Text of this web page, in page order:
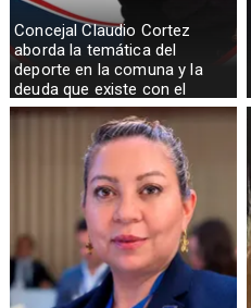
Concejal Claudio Cortez
aborda la temática del
deporte en la comuna y la
deuda que existe con el
sector rural